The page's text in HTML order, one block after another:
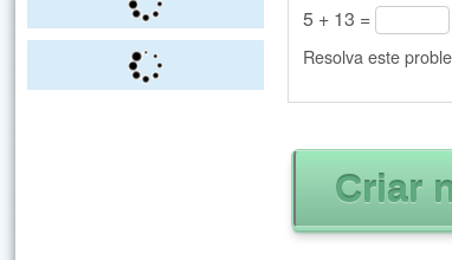
5 + 13 =
Resolva este